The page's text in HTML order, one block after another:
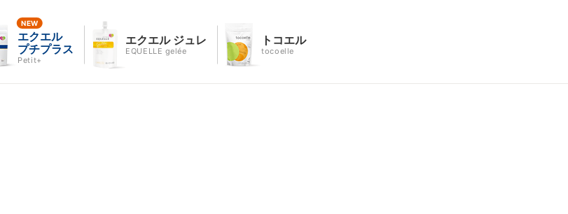
エクエル
プチプラス
Petit+
エクエル ジュレ
EQUELLE gelée
トコエル
tocoelle